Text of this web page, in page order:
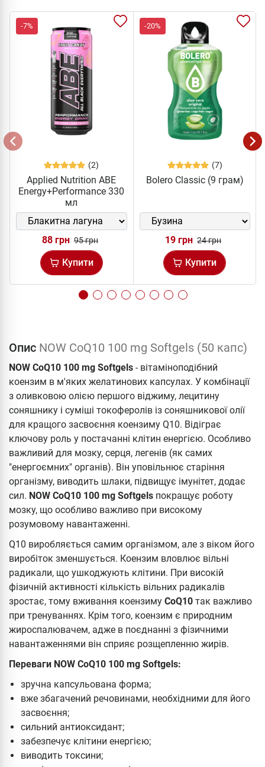
-7%
(2)
Applied Nutrition ABE
Energy+Performance 330
мл
88 грн 95 грн
Купити
-20%
(7)
Bolero Classic (9 грам)
19 грн 24 грн
Купити
Опис NOW CoQ10 100 mg Softgels (50 капс)
NOW CoQ10 100 mg Softgels - вітаміноподібний
коензим в м'яких желатинових капсулах. У комбінації
з оливковою олією першого віджиму, лецитину
соняшнику і суміші токоферолів із соняшникової олії
для кращого засвоєння коензиму Q10. Відіграє
ключову роль у постачанні клітин енергією. Особливо
важливий для мозку, серця, легенів (як самих
"енергоємних" органів). Він уповільнює старіння
організму, виводить шлаки, підвищує імунітет, додає
сил. NOW CoQ10 100 mg Softgels покращує роботу
мозку, що особливо важливо при високому
розумовому навантаженні.
Q10 виробляється самим організмом, але з віком його
виробіток зменшується. Коензим вловлює вільні
радикали, що ушкоджують клітини. При високій
фізичній активності кількість вільних радикалів
зростає, тому вживання коензиму СоQ10 так важливо
при тренуваннях. Крім того, коензим є природним
жироспалювачем, адже в поєднанні з фізичними
навантаженнями він сприяє розщепленню жирів.
Переваги NOW CoQ10 100 mg Softgels:
зручна капсульована форма;
вже збагачений речовинами, необхідними для його
засвоєння;
сильний антиоксидант;
забезпечує клітини енергією;
виводить токсини;